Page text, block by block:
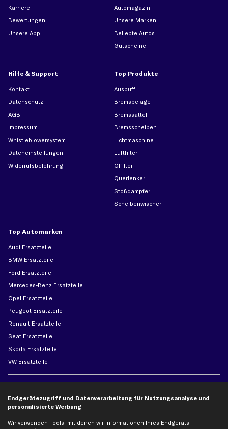
Karriere
Bewertungen
Unsere App
Automagazin
Unsere Marken
Beliebte Autos
Gutscheine
Hilfe & Support
Kontakt
Datenschutz
AGB
Impressum
Whistleblowersystem
Dateneinstellungen
Widerrufsbelehrung
Top Produkte
Auspuff
Bremsbeläge
Bremssattel
Bremsscheiben
Lichtmaschine
Luftfilter
Ölfilter
Querlenker
Stoßdämpfer
Scheibenwischer
Top Automarken
Audi Ersatzteile
BMW Ersatzteile
Ford Ersatzteile
Mercedes-Benz Ersatzteile
Opel Ersatzteile
Peugeot Ersatzteile
Renault Ersatzteile
Seat Ersatzteile
Skoda Ersatzteile
VW Ersatzteile
Endgerätezugriff und Datenverarbeitung für Nutzungsanalyse und
personalisierte Werbung
Wir verwenden Tools, mit denen wir Informationen Ihres Endgeräts